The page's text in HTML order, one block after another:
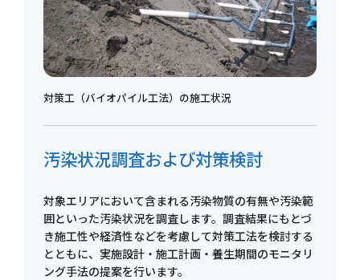
対策工（バイオパイル工法）の施工状況
汚染状況調査および対策検討
対象エリアにおいて含まれる汚染物質の有無や汚染範
囲といった汚染状況を調査します。調査結果にもとづ
き施工性や経済性などを考慮して対策工法を検討する
とともに、実施設計・施工計画・養生期間のモニタリ
ング手法の提案を行います。